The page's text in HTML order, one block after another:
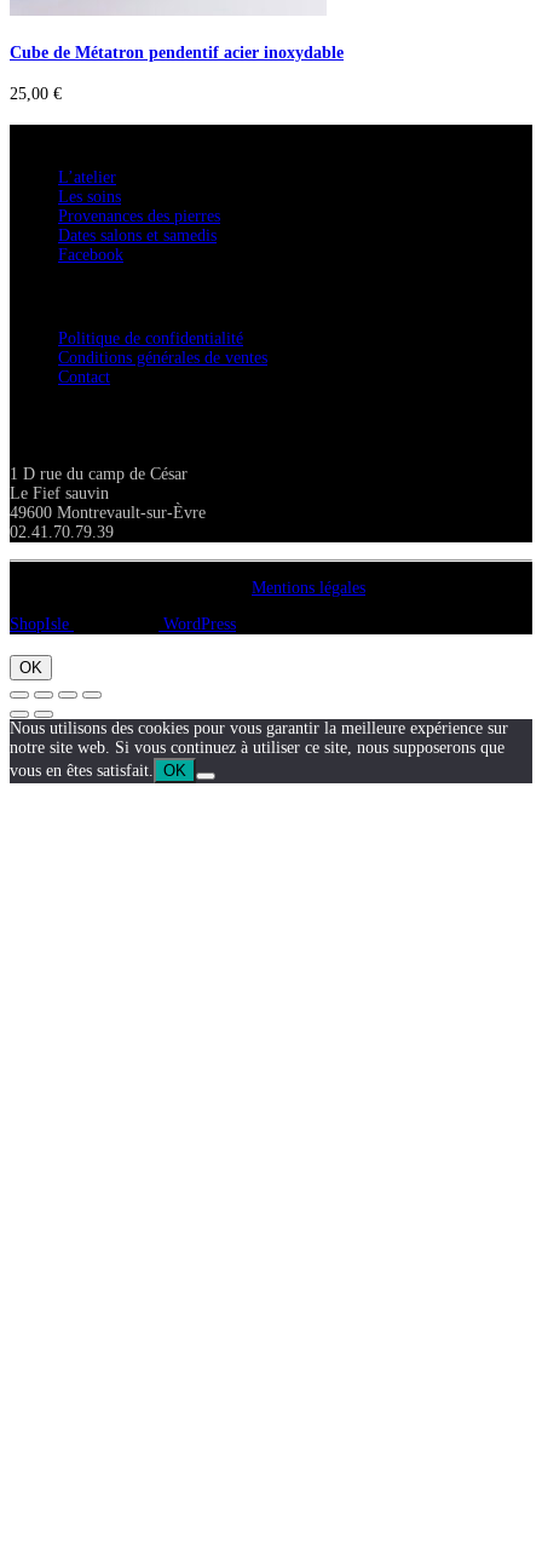
Cube de Métatron pendentif acier inoxydable
25,00 €
L’atelier
Les soins
Provenances des pierres
Dates salons et samedis
Facebook
Politique de confidentialité
Conditions générales de ventes
Contact
1 D rue du camp de César
Le Fief sauvin
49600 Montrevault-sur-Èvre
02.41.70.79.39
Mentions légales
ShopIsle
WordPress
OK
Nous utilisons des cookies pour vous garantir la meilleure expérience sur
notre site web. Si vous continuez à utiliser ce site, nous supposerons que
vous en êtes satisfait.
OK